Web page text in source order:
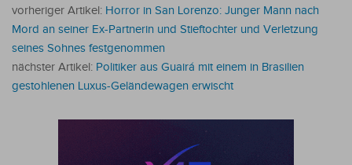
vorheriger Artikel: Horror in San Lorenzo: Junger Mann nach
Mord an seiner Ex-Partnerin und Stieftochter und Verletzung
seines Sohnes festgenommen
nächster Artikel: Politiker aus Guairá mit einem in Brasilien
gestohlenen Luxus-Geländewagen erwischt